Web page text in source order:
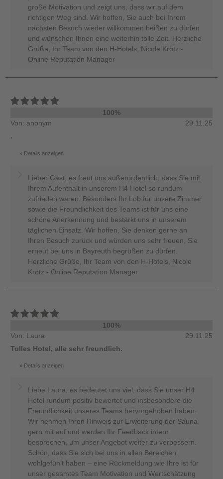
große Motivation und zeigt uns, dass wir auf dem
richtigen Weg sind. Wir hoffen, Sie auch bei Ihrem
nächsten Besuch wieder willkommen heißen zu dürfen
und wünschen Ihnen eine weiterhin tolle Zeit. Herzliche
Grüße, Ihr Team von den H-Hotels, Nicole Krötz -
Online Reputation Manager
100%
Von: anonym
29.11.25
.
Details anzeigen
Lieber Gast, es freut uns außerordentlich, dass Sie mit
Ihrem Aufenthalt in unserem H4 Hotel so rundum
zufrieden waren. Besonders Ihr Lob für unsere Zimmer
sowie die Freundlichkeit des Teams ist für uns eine
schöne Anerkennung und bestärkt uns in unserem
täglichen Einsatz. Wir hoffen, Sie denken gerne an
Ihren Besuch zurück und würden uns sehr freuen, Sie
erneut bei uns in Bayreuth begrüßen zu dürfen.
Herzliche Grüße, Ihr Team von den H-Hotels, Nicole
Krötz - Online Reputation Manager
100%
Von: Laura
29.11.25
Tolles Hotel, alle sehr freundlich.
Details anzeigen
Liebe Laura, es bedeutet uns viel, dass Sie unser H4
Hotel rundum positiv bewertet und insbesondere die
Freundlichkeit unseres Teams hervorgehoben haben.
Wir nehmen Ihren Hinweis zur Erweiterung der Sauna
gern mit auf und werden Ihr Feedback intern
besprechen, um unser Angebot weiter zu verbessern.
Schön, dass Sie sich bei uns in allen Bereichen
wohlgefühlt haben – eine Rückmeldung wie Ihre ist für
unser gesamtes Team Motivation und Wertschätzung